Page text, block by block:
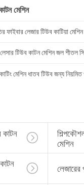
মেশিন
ফাইবার লেজার টিউব কাটিয়া মেশিন
টিউব কাটন মেশিন জল শীতল
মেশিন ধাতব টিউব জন্য নিয়মিত
কাটন
মেশিন
লেজারের